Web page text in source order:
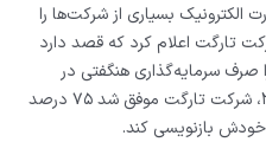
الکترونیک بسیاری از شرکت‌ها را
تا این‌که در سال ۲۰۰۹ شرکت تارگت اعلام کرد که قصد دارد
سرمایه‌گذاری هنگفتی در
وب‌سایتش کرد. سرانجام در سال ۲۰۱۴، شرکت تارگت موفق شد ۷۵ درصد
خودش بازنویسی کند.